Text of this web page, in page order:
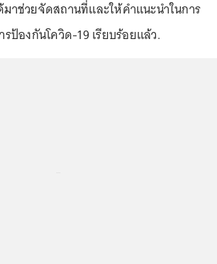
าช่วยจัดสถานที่และให้คำแนะนำในการ
ป้องกันโควิด-19 เรียบร้อยแล้ว.